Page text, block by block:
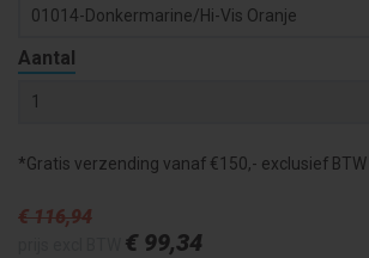
01014-Donkermarine/hi-Vis Oranje
Aantal
*Gratis verzending vanaf €150,- exclusief BTW
€ 116,94
€ 99,34